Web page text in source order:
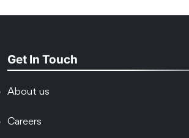
Get In Touch
About us
Careers